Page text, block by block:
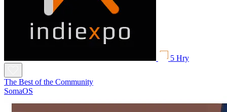
5 Hry
The Best of the Community
SomaOS